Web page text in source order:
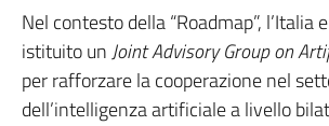
Nel contesto della “Roadmap”, l’Italia
istituito unJoint Advisory Group on
per rafforzare la cooperazione nel
dell’intelligenza artificiale a livello